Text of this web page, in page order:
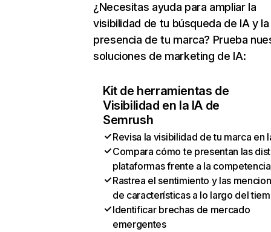
¿Necesitas ayuda para ampliar la
visibilidad de tu búsqueda de IA y la
presencia de tu marca? Prueba
soluciones de marketing de IA:
Kit de herramientas de
Visibilidad en la IA de
Semrush
Revisa la visibilidad de tu marca en
Compara cómo te presentan las
plataformas frente a la competencia
Rastrea el sentimiento y las
de características a lo largo del
Identificar brechas de mercado
emergentes